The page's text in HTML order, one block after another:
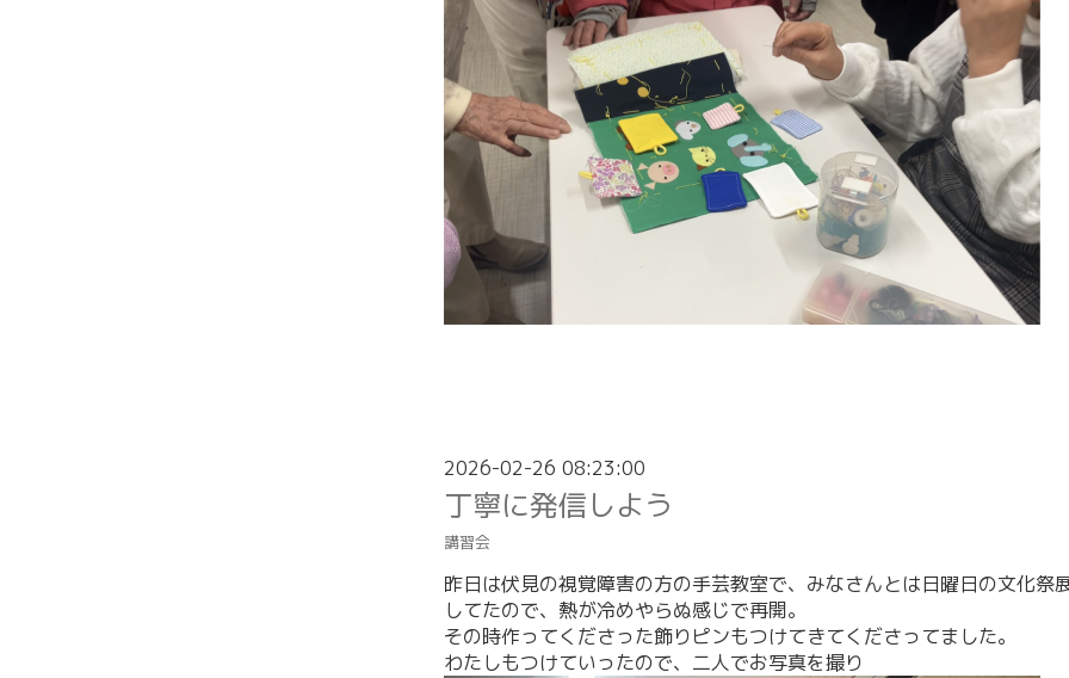
2026-02-26 08:23:00
丁寧に発信しよう
講習会
昨日は伏見の視覚障害の方の手芸教室で、みなさんとは日曜日の文化祭
してたので、熱が冷めやらぬ感じで再開。
その時作ってくださった飾りピンもつけてきてくださってました。
わたしもつけていったので、二人でお写真を撮り